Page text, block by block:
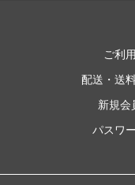
ご利
配送・送
新規会
パスワ